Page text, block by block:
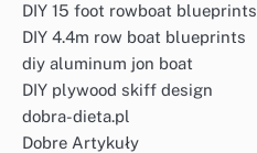
DIY 15 foot rowboat blueprints
DIY 4.4m row boat blueprints
diy aluminum jon boat
DIY plywood skiff design
dobra-dieta.pl
Dobre Artykuły